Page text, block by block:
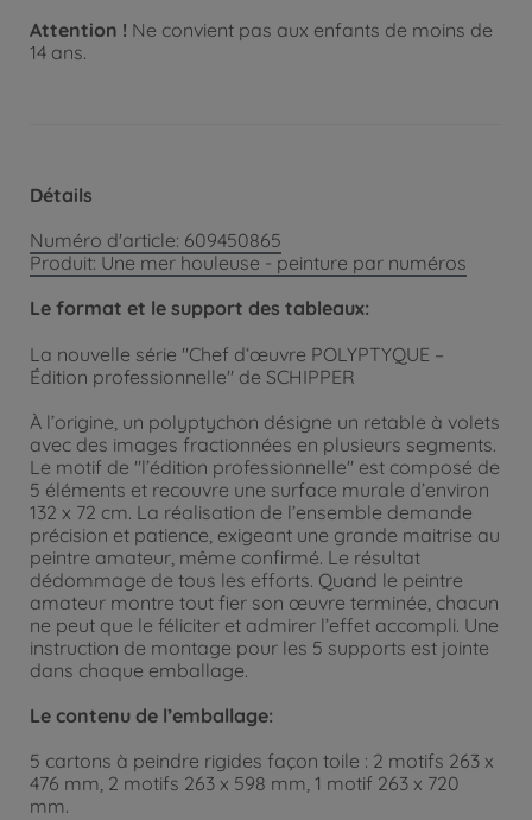
Attention ! Ne convient pas aux enfants de moins de
14 ans.
Détails
Numéro d'article: 609450865
Produit: Une mer houleuse - peinture par numéros
Le format et le support des tableaux:
La nouvelle série "Chef d‘œuvre POLYPTYQUE –
Édition professionnelle" de SCHIPPER
À l’origine, un polyptychon désigne un retable à volets
avec des images fractionnées en plusieurs segments.
Le motif de "l’édition professionnelle" est composé de
5 éléments et recouvre une surface murale d’environ
132 x 72 cm. La réalisation de l’ensemble demande
précision et patience, exigeant une grande maitrise au
peintre amateur, même confirmé. Le résultat
dédommage de tous les efforts. Quand le peintre
amateur montre tout fier son œuvre terminée, chacun
ne peut que le féliciter et admirer l’effet accompli. Une
instruction de montage pour les 5 supports est jointe
dans chaque emballage.
Le contenu de l’emballage:
5 cartons à peindre rigides façon toile : 2 motifs 263 x
476 mm, 2 motifs 263 x 598 mm, 1 motif 263 x 720
mm.